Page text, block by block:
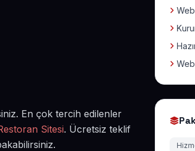
En çok tercih edilenler
Sitesi. Ücretsiz teklif
Web
Web